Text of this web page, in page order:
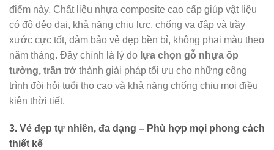
điểm này. Chất liệu nhựa composite cao cấp giúp vật liệu
có độ dẻo dai, khả năng chịu lực, chống va đập và trầy
xước cực tốt, đảm bảo vẻ đẹp bền bỉ, không phai màu theo
năm tháng. Đây chính là lý do lựa chọn gỗ nhựa ốp
tường, trần trở thành giải pháp tối ưu cho những công
trình đòi hỏi tuổi thọ cao và khả năng chống chịu mọi điều
kiện thời tiết.
3. Vẻ đẹp tự nhiên, đa dạng – Phù hợp mọi phong cách
thiết kế